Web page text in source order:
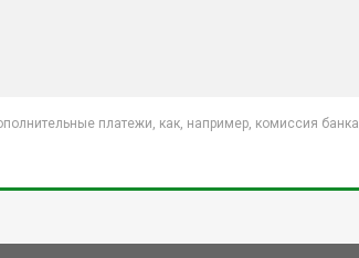
платежи, как, например, комиссия банка,